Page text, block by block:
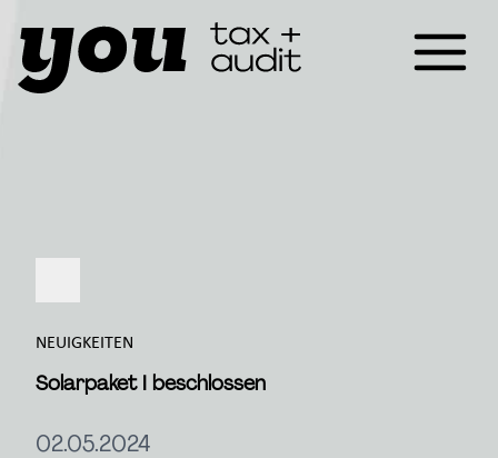
NEUIGKEITEN
Solarpaket I beschlossen
02.05.2024